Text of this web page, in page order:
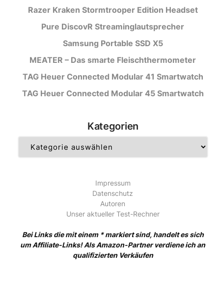
Razer Kraken Stormtrooper Edition Headset
Pure DiscovR Streaminglautsprecher
Samsung Portable SSD X5
MEATER – Das smarte Fleischthermometer
TAG Heuer Connected Modular 41 Smartwatch
TAG Heuer Connected Modular 45 Smartwatch
Kategorien
Impressum
Datenschutz
Autoren
Unser aktueller Test-Rechner
Bei Links die mit einem * markiert sind, handelt es sich
um Affiliate-Links! Als Amazon-Partner verdiene ich an
qualifizierten Verkäufen